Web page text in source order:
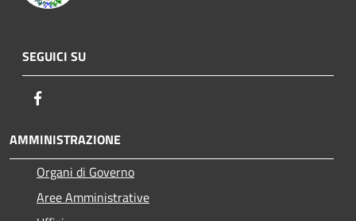
SEGUICI SU
AMMINISTRAZIONE
Organi di Governo
Aree Amministrative